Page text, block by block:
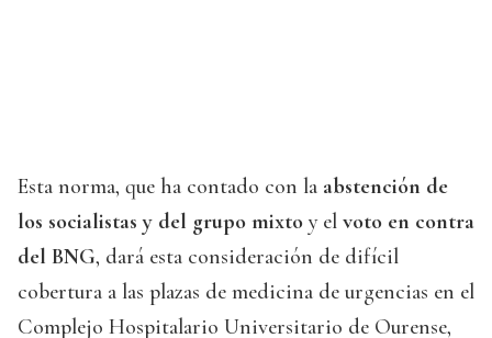
Esta norma, que ha contado con la abstención de
los socialistas y del grupo mixto y el voto en contra
del BNG, dará esta consideración de difícil
cobertura a las plazas de medicina de urgencias en el
Complejo Hospitalario Universitario de Ourense,